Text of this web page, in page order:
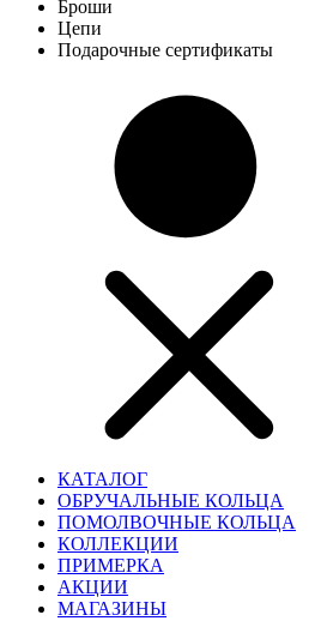
Броши
Цепи
Подарочные сертификаты
КАТАЛОГ
ОБРУЧАЛЬНЫЕ КОЛЬЦА
ПОМОЛВОЧНЫЕ КОЛЬЦА
КОЛЛЕКЦИИ
ПРИМЕРКА
АКЦИИ
МАГАЗИНЫ